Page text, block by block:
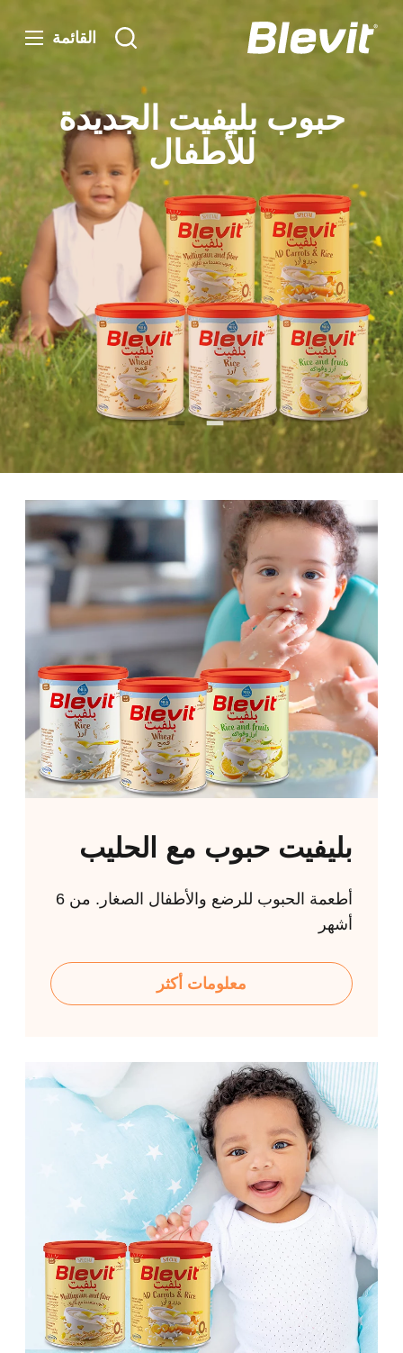
القائمة
حبوب بليفيت الجديدة
للأطفال
بليفيت حبوب مع الحليب
أطعمة الحبوب للرضع والأطفال الصغار. من 6
أشهر
معلومات أكثر